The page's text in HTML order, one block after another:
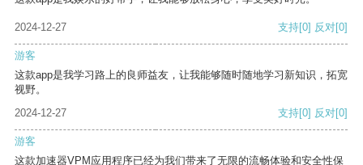
2024-12-27 支持[0] 反对[0]
游客
这款app是我学习路上的良师益友，让我能够随时随地学习新知识，拓宽
视野。
2024-12-27
支持[0] 反对[0]
游客
这款加速器VPM应用程序已经为我们带来了无限的流畅体验和安全性保